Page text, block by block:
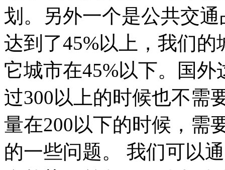
划。另外一个是公共交
达到了45%以上，我们
它城市在45%以下。国
过300以上的时候也不需
量在200以下的时候，需
的一些问题。 我们可以